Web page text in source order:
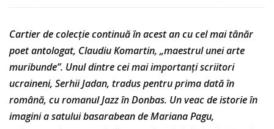
Cartier de colecție continuă în acest an cu cel mai tânăr
poet antologat, Claudiu Komartin, „maestrul unei arte
muribunde”. Unul dintre cei mai importanți scriitori
ucraineni, Serhii Jadan, tradus pentru prima dată în
română, cu romanul Jazz în Donbas. Un veac de istorie în
imagini a satului basarabean de Mariana Pagu,